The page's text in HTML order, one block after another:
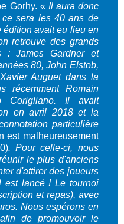
Gorhy. «Il aura donc
sera les 40 ans de
édition avait eu lieu en
retrouve des grands
: James Gardner et
80, John Elstob,
Auguet dans la
récemment Romain
Corigliano. Il avait
en avril 2018 et la
particulière
est malheureusement
. Pour celle-ci, nous
le plus d'anciens
d'attirer des joueurs
est lancé ! Le tournoi
et repas), avec
Nous espérons en
de promouvoir le